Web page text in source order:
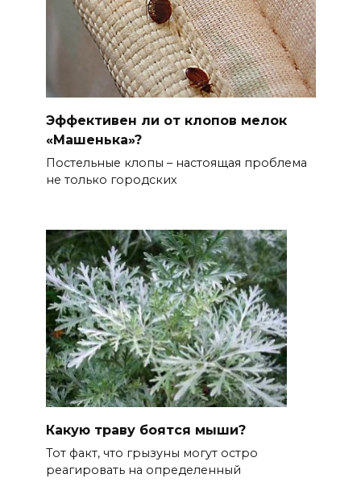
Эффективен ли от клопов мелок
«Машенька»?
Постельные клопы – настоящая проблема
не только городских
Какую траву боятся мыши?
Тот факт, что грызуны могут остро
реагировать на определенный